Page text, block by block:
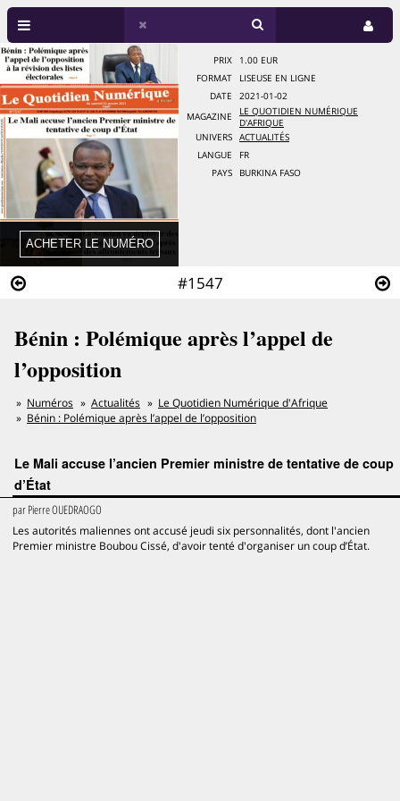
#1547
PRIX
1.00 EUR
FORMAT
LISEUSE EN LIGNE
DATE
2021-01-02
MAGAZINE
LE QUOTIDIEN NUMÉRIQUE
D'AFRIQUE
UNIVERS
ACTUALITÉS
LANGUE
FR
PAYS
BURKINA FASO
Bénin : Polémique après l’appel de
l’opposition
Numéros Actualités
Le Quotidien Numérique d'Afrique
Bénin : Polémique après l’appel de l’opposition
Le Mali accuse l’ancien Premier ministre de tentative de coup
d’État
parPierre OUEDRAOGO
Les autorités maliennes ont accusé jeudi six personnalités, dont l'ancien
Premier ministre Boubou Cissé, d'avoir tenté d'organiser un coup d’État.